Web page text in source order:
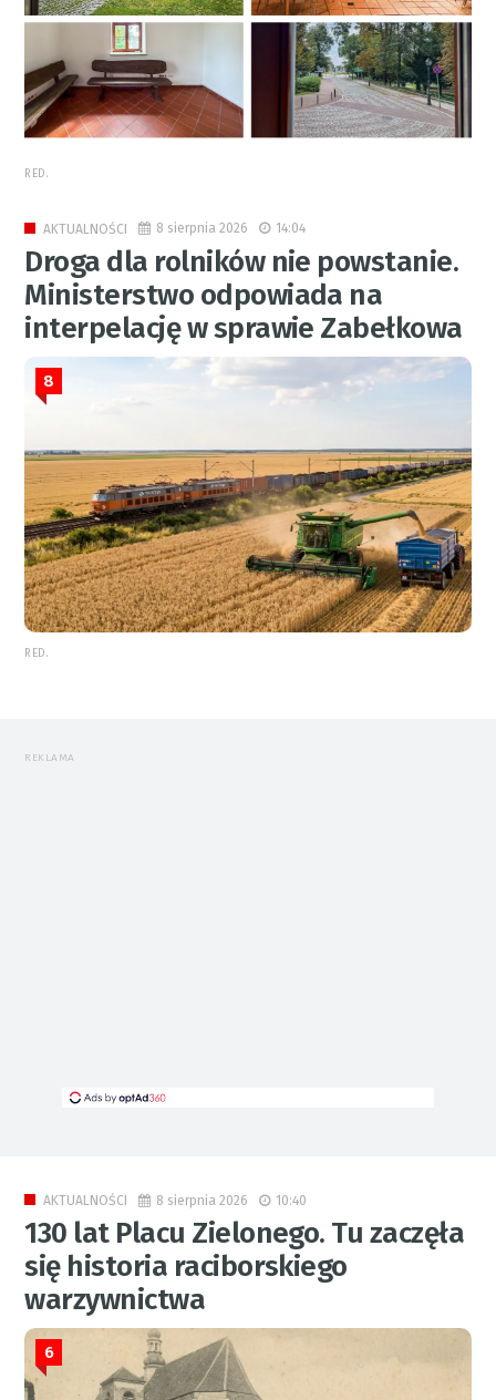
RED.
AKTUALNOŚCI 8 sierpnia 2026 14:04
Droga dla rolników nie powstanie.
Ministerstwo odpowiada na
interpelację w sprawie Zabełkowa
8
RED.
REKLAMA
AKTUALNOŚCI 8 sierpnia 2026 10:40
130 lat Placu Zielonego. Tu zaczęła
się historia raciborskiego
warzywnictwa
6